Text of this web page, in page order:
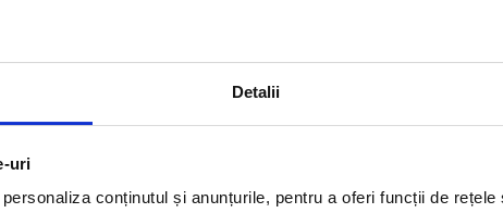
Detalii
uri
conținutul și anunțurile, pentru a oferi funcții de
Nu am gasit postari pentru criteriile selectate.